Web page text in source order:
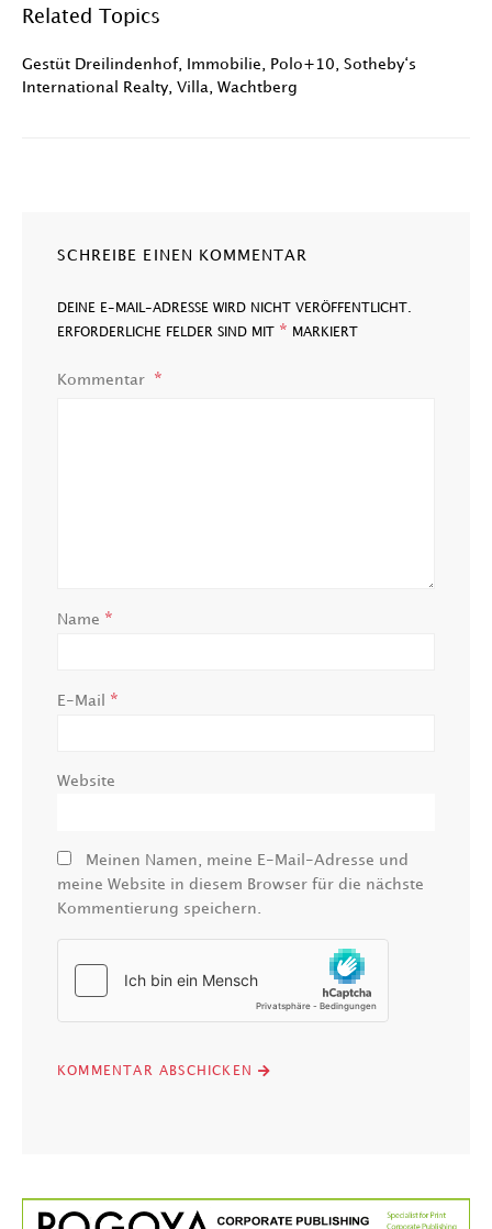
Related Topics
Gestüt Dreilindenhof Immobilie Polo+10
Sotheby‘s
International Realty
Villa Wachtberg
SCHREIBE EINEN KOMMENTAR
DEINE E-MAIL-ADRESSE WIRD NICHT VERÖFFENTLICHT.
ERFORDERLICHE FELDER SIND MIT * MARKIERT
Kommentar
Name *
E-Mail *
Website
Meinen Namen, meine E-Mail-Adresse und
meine Website in diesem Browser für die nächste
Kommentierung speichern.